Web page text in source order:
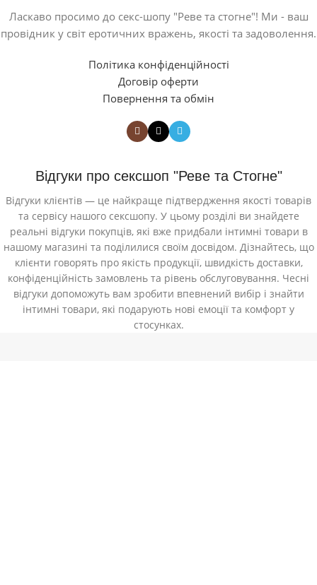
Ласкаво просимо до секс-шопу "Реве та стогне"! Ми - ваш
провідник у світ еротичних вражень, якості та задоволення.
Політика конфіденційності
Договір оферти
Повернення та обмін
Відгуки про сексшоп "Реве та Стогне"
Відгуки клієнтів — це найкраще підтвердження якості товарів
та сервісу нашого сексшопу. У цьому розділі ви знайдете
реальні відгуки покупців, які вже придбали інтимні товари в
нашому магазині та поділилися своїм досвідом. Дізнайтесь, що
клієнти говорять про якість продукції, швидкість доставки,
конфіденційність замовлень та рівень обслуговування. Чесні
відгуки допоможуть вам зробити впевнений вибір і знайти
інтимні товари, які подарують нові емоції та комфорт у
стосунках.